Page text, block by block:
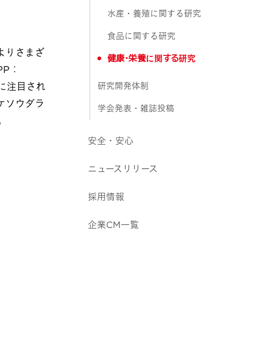
りさまざ
：
注目され
ソウダラ
水産・養殖に関する研究
食品に関する研究
健康・栄養に関する研究
研究開発体制
学会発表・雑誌投稿
安全・安心
ニュースリリース
採用情報
企業CM一覧